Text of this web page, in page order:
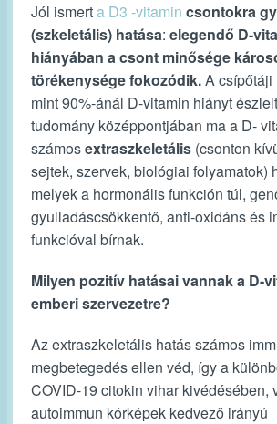
Jól ismerta D3 -vitamin csontokra
(szkeletális) hatása: elegendő D-
hiányában a csont minősége
törékenysége fokozódik.A csípőtáji
mint 90%-ánál D-vitamin hiányt
tudomány középpontjában ma a D-
számosextraszkeletális (csonton
sejtek, szervek, biológiai folyamatok)
melyek a hormonális funkción túl,
gyulladáscsökkentő, anti-oxidáns és
funkcióval bírnak.
Milyen pozitív hatásai vannak a D-
emberi szervezetre?
Az extraszkeletális hatás számos
megbetegedés ellen véd, így a
COVID-19 citokin vihar kivédésében,
autoimmun kórképek kedvező irányú